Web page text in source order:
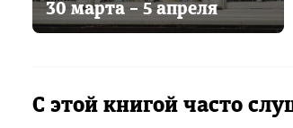
30 марта – 5 апреля
С этой книгой часто